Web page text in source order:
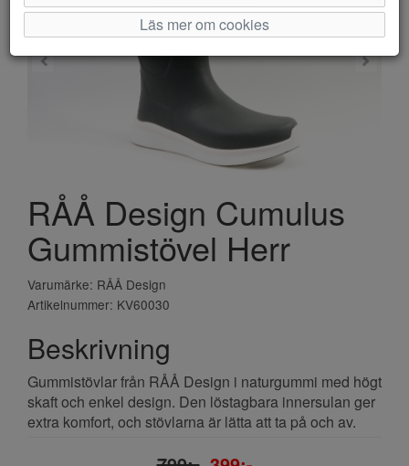
RÅÅ Design Cumulus
Gummistövel Herr
Varumärke: RÅÅ Design
Artikelnummer: KV60030
Beskrivning
Gummistövlar från RÅÅ Design i naturgummi med högt
skaft och enkel design. Den löstagbara innersulan ger
extra komfort, och stövlarna är lätta att ta på och av.
Läs mer om cookies